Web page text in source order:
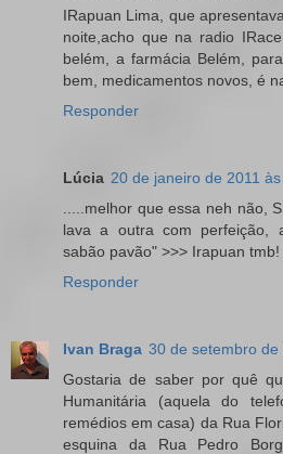
IRapuan Lima, que
noite,acho que na radio
belém, a farmácia Belém,
bem, medicamentos novos, é
Responder
Lúcia 20 de janeiro de 2011
.....melhor que essa neh não,
lava a outra com perfeição,
sabão pavão" >>> Irapuan tmb!
Responder
Ivan Braga 30 de setembro de
Gostaria de saber por quê
Humanitária (aquela do
remédios em casa) da Rua
esquina da Rua Pedro